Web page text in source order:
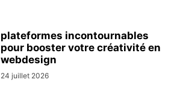
plateformes incontournables
pour booster votre créativité en
webdesign
24 juillet 2026